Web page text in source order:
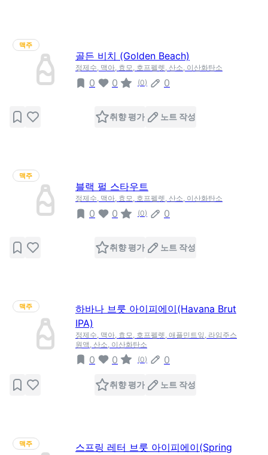
맥주
골든 비치 (Golden Beach)
정제수, 맥아, 효모, 호프펠렛, 산소, 이산화탄소
0 0 (0) 0
취향 평가 노트 작성
맥주
블랙 펄 스타우트
정제수, 맥아, 효모, 호프펠렛, 산소, 이산화탄소
0 0 (0) 0
취향 평가 노트 작성
맥주
하바나 브룻 아이피에이(Havana Brut
IPA)
정제수, 맥아, 효모, 호프펠렛, 애플민트잎, 라임주스
원액, 산소, 이산화탄소
0 0 (0) 0
취향 평가 노트 작성
맥주
스프링 레터 브룻 아이피에이(Spring